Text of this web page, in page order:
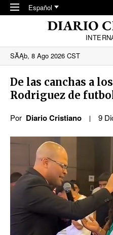
Skip to main content
Español
SĂĄb, 8 Ago 2026 CST
De las canchas a
Rodriguez de
Por Diario Cristiano 9